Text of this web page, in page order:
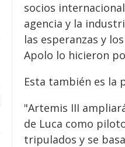
socios
agencia y la
las esperanzas y
Apolo lo hicieron
Esta también es la
"Artemis III
de Luca como
tripulados y se